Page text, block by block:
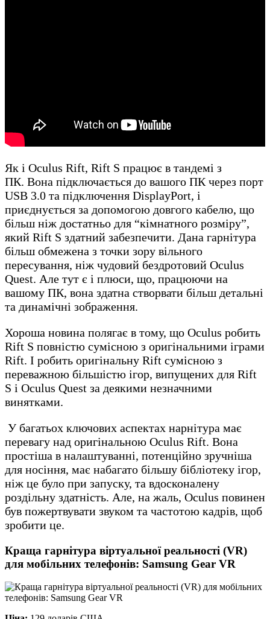
Як і Oculus Rift, Rift S працює в тандемі з
ПК. Вона підключається до вашого ПК через порт
USB 3.0 та підключення DisplayPort, і
приєднується за допомогою довгого кабелю, що
більш ніж достатньо для “кімнатного розміру”,
який Rift S здатний забезпечити. Дана гарнітура
більш обмежена з точки зору вільного
пересування, ніж чудовий бездротовий Oculus
Quest. Але тут є і плюси, що, працюючи на
вашому ПК, вона здатна створвати більш детальні
та динамічні зображення.
Хороша новина полягає в тому, що Oculus робить
Rift S повністю сумісною з оригінальними іграми
Rift. І робить оригінальну Rift сумісною з
переважною більшістю ігор, випущених для Rift
S і Oculus Quest за деякими незначними
винятками.
У багатьох ключових аспектах нарнітура має
перевагу над оригінальною Oculus Rift. Вона
простіша в налаштуванні, потенційно зручніша
для носіння, має набагато більшу бібліотеку ігор,
ніж це було при запуску, та вдосконалену
роздільну здатність. Але, на жаль, Oculus повинен
був пожертвувати звуком та частотою кадрів, щоб
зробити це.
Краща гарнітура віртуальної реальності (VR)
для мобільних телефонів: Samsung Gear VR